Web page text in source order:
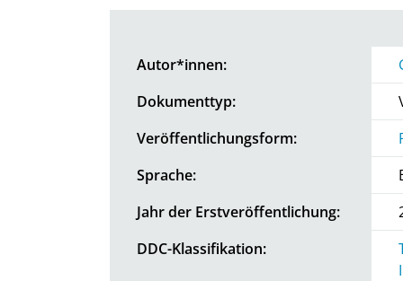
Autor*innen:
Dokumenttyp:
Veröffentlichungsform:
Sprache:
Jahr der Erstveröffentlichung:
DDC-Klassifikation: